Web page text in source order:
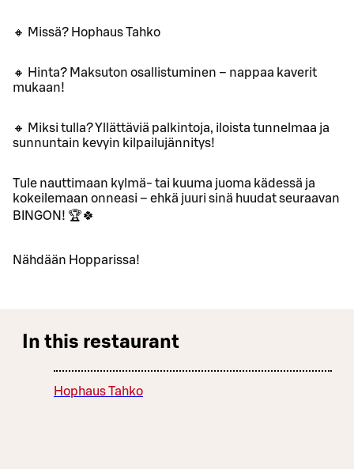
🔸 Missä? Hophaus Tahko
🔸 Hinta? Maksuton osallistuminen – nappaa kaverit
mukaan!
🔸 Miksi tulla? Yllättäviä palkintoja, iloista tunnelmaa ja
sunnuntain kevyin kilpailujännitys!
Tule nauttimaan kylmä- tai kuuma juoma kädessä ja
kokeilemaan onneasi – ehkä juuri sinä huudat seuraavan
BINGON! 🏆🍀
Nähdään Hopparissa!
In this restaurant
Hophaus Tahko